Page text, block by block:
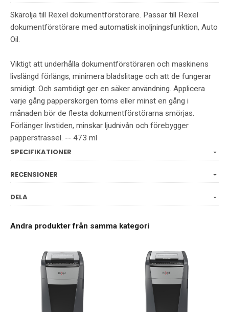
Skärolja till Rexel dokumentförstörare. Passar till Rexel
dokumentförstörare med automatisk inoljningsfunktion, Auto
Oil.
Viktigt att underhålla dokumentförstöraren och maskinens
livslängd förlängs, minimera bladslitage och att de fungerar
smidigt. Och samtidigt ger en säker användning. Applicera
varje gång papperskorgen töms eller minst en gång i
månaden bör de flesta dokumentförstörarna smörjas.
Förlänger livstiden, minskar ljudnivån och förebygger
papperstrassel. -- 473 ml
SPECIFIKATIONER
RECENSIONER
DELA
Andra produkter från samma kategori